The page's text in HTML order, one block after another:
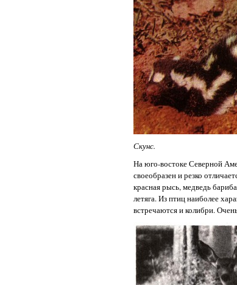
Скунс.
На юго-востоке Северной
своеобразен и резко
красная рысь, медведь
летяга. Из птиц наиболее
встречаются и колибри.